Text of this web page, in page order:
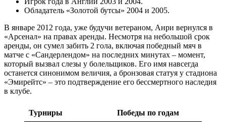
Обладатель «Золотой бутсы» 2004 и 2005.
В январе 2012 года, уже будучи ветераном, Анри вернулся в
«Арсенал» на правах аренды. Несмотря на небольшой срок
аренды, он сумел забить 2 гола, включая победный мяч в
матче с «Сандерлендом» на последних минутах – момент,
который вызвал слезы у болельщиков. Его имя навсегда
останется синонимом величия, а бронзовая статуя у стадиона
«Эмирейтс» – это подтверждение его бессмертного наследия
в клубе.
Турниры Победы по годам